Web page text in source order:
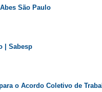
São Paulo
| Sabesp
o Acordo Coletivo de